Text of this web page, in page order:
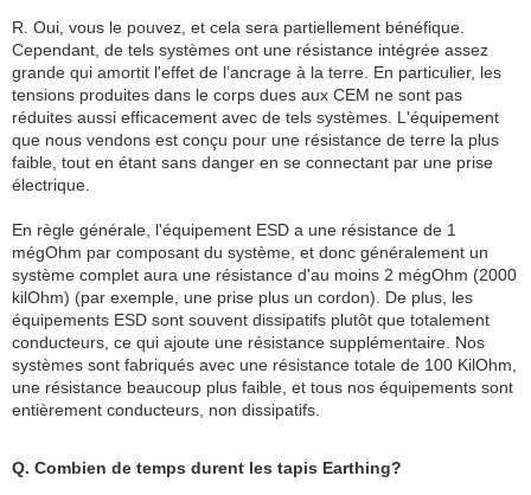
R. Oui, vous le pouvez, et cela sera partiellement bénéfique.
Cependant, de tels systèmes ont une résistance intégrée assez
grande qui amortit l'effet de l’ancrage à la terre. En particulier, les
tensions produites dans le corps dues aux CEM ne sont pas
réduites aussi efficacement avec de tels systèmes. L'équipement
que nous vendons est conçu pour une résistance de terre la plus
faible, tout en étant sans danger en se connectant par une prise
électrique.
En règle générale, l'équipement ESD a une résistance de 1
mégOhm par composant du système, et donc généralement un
système complet aura une résistance d'au moins 2 mégOhm (2000
kilOhm) (par exemple, une prise plus un cordon). De plus, les
équipements ESD sont souvent dissipatifs plutôt que totalement
conducteurs, ce qui ajoute une résistance supplémentaire. Nos
systèmes sont fabriqués avec une résistance totale de 100 KilOhm,
une résistance beaucoup plus faible, et tous nos équipements sont
entièrement conducteurs, non dissipatifs.
Q. Combien de temps durent les tapis Earthing?